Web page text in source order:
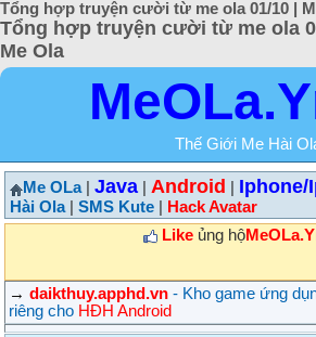
Tổng hợp truyện cười từ me ola 01/10 |
Tổng hợp truyện cười từ me ola
Me Ola
Thế Giới Me Hài
Me OLa| Java Android Iphone/
Hài Ola| SMS Kute
Hack Avatar
Likeủng hộ
→ daikthuy.apphd.vn - Kho game ứng
riêng cho HĐH Android